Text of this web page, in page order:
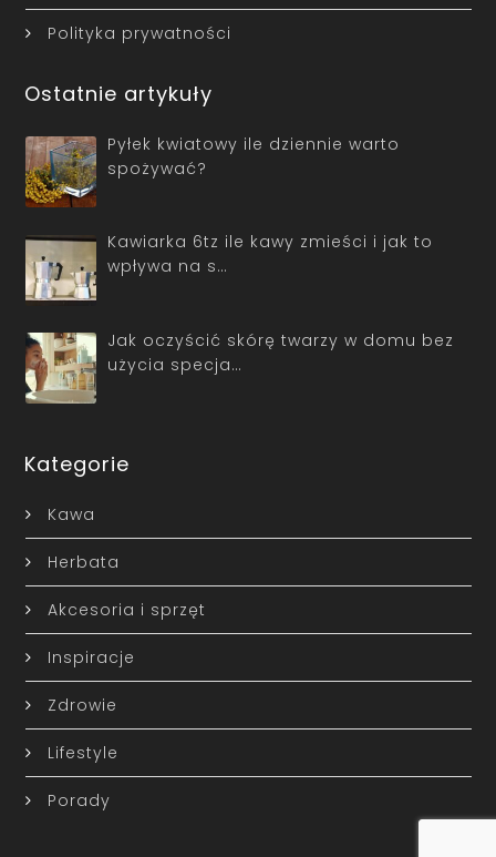
Polityka prywatności
Ostatnie artykuły
Pyłek kwiatowy ile dziennie warto
spożywać?
Kawiarka 6tz ile kawy zmieści i jak to
wpływa na s…
Jak oczyścić skórę twarzy w domu bez
użycia specja…
Kategorie
Kawa
Herbata
Akcesoria i sprzęt
Inspiracje
Zdrowie
Lifestyle
Porady